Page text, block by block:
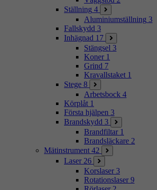
Ställning 4
Aluminiumställning 3
Fallskydd 3
Inhägnad 17
Stängsel 3
Koner 1
Grind 7
Kravallstaket 1
Stege 8
Arbetsbock 4
Körplåt 1
Första hjälpen 3
Brandskydd 3
Brandfiltar 1
Brandsläckare 2
Mätinstrument 42
Laser 26
Korslaser 3
Rotationslaser 9